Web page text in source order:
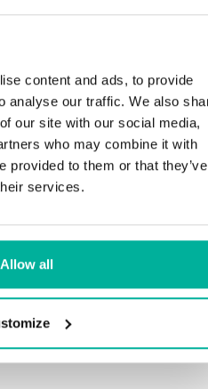
content and ads, to provide
analyse our traffic. We also
our site with our social media,
who may combine it with
provided to them or that they’ve
services.
Allow all
på svenska och
med din hemsida och e-
bygga eller ska flytta
eller e-post till oss
för-stegguider och tips
fungerar felfritt